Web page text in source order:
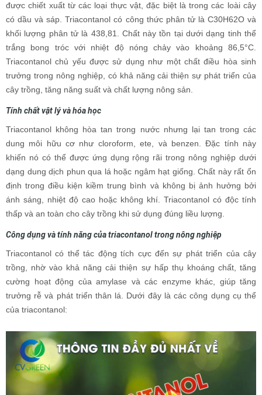
được chiết xuất từ các loại thực vật, đặc biệt là trong các loài cây
có dầu và sáp. Triacontanol có công thức phân tử là C30H62O và
khối lượng phân tử là 438,81. Chất này tồn tại dưới dạng tinh thể
trắng bong tróc với nhiệt độ nóng chảy vào khoảng 86,5°C.
Triacontanol chủ yếu được sử dụng như một chất điều hòa sinh
trưởng trong nông nghiệp, có khả năng cải thiện sự phát triển của
cây trồng, tăng năng suất và chất lượng nông sản.
Tính chất vật lý và hóa học
Triacontanol không hòa tan trong nước nhưng lại tan trong các
dung môi hữu cơ như cloroform, ete, và benzen. Đặc tính này
khiến nó có thể được ứng dụng rộng rãi trong nông nghiệp dưới
dạng dung dịch phun qua lá hoặc ngâm hạt giống. Chất này rất ổn
định trong điều kiện kiềm trung bình và không bị ảnh hưởng bởi
ánh sáng, nhiệt độ cao hoặc không khí. Triacontanol có độc tính
thấp và an toàn cho cây trồng khi sử dụng đúng liều lượng.
Công dụng và tính năng của triacontanol trong nông nghiệp
Triacontanol có thể tác động tích cực đến sự phát triển của cây
trồng, nhờ vào khả năng cải thiện sự hấp thụ khoáng chất, tăng
cường hoạt động của amylase và các enzyme khác, giúp tăng
trưởng rễ và phát triển thân lá. Dưới đây là các công dụng cụ thể
của triacontanol: